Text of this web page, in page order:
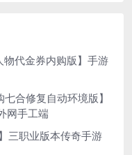
代金券内购版】手游
合修复自动环境版】
网手工端
三职业版本传奇手游